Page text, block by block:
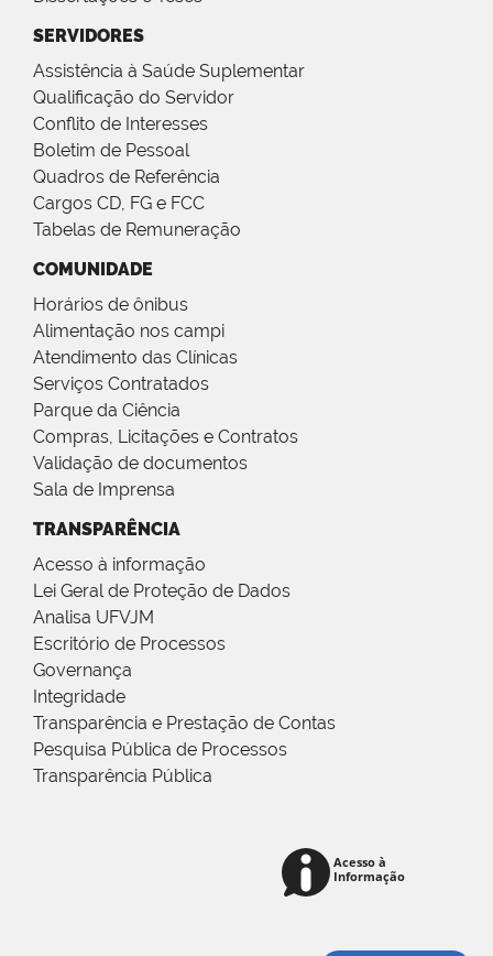
SERVIDORES
Assistência à Saúde Suplementar
Qualificação do Servidor
Conflito de Interesses
Boletim de Pessoal
Quadros de Referência
Cargos CD, FG e FCC
Tabelas de Remuneração
COMUNIDADE
Horários de ônibus
Alimentação nos campi
Atendimento das Clínicas
Serviços Contratados
Parque da Ciência
Compras, Licitações e Contratos
Validação de documentos
Sala de Imprensa
TRANSPARÊNCIA
Acesso à informação
Lei Geral de Proteção de Dados
Analisa UFVJM
Escritório de Processos
Governança
Integridade
Transparência e Prestação de Contas
Pesquisa Pública de Processos
Transparência Pública